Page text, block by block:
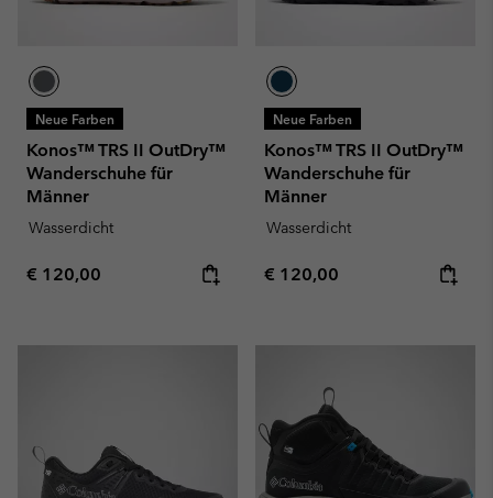
Neue Farben
Konos™ TRS II OutDry™
Wanderschuhe für
Männer
Wasserdicht
Regular price:
€ 120,00
Neue Farben
Konos™ TRS II OutDry™
Wanderschuhe für
Männer
Wasserdicht
Regular price:
€ 120,00